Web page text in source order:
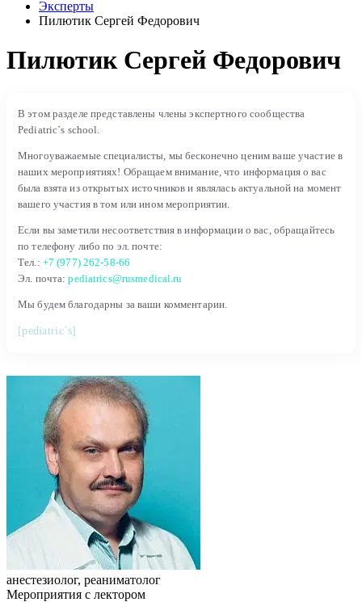
Эксперты
Пилютик Сергей Федорович
Пилютик Сергей Федорович
В этом разделе представлены члены экспертного сообщества
Pediatric`s school.
Многоуважаемые специалисты, мы бесконечно ценим ваше участие в
наших мероприятиях! Обращаем внимание, что информация о вас
была взята из открытых источников и являлась актуальной на момент
вашего участия в том или ином мероприятии.
Если вы заметили несоответствия в информации о вас, обращайтесь
по телефону либо по эл. почте:
Тел.: +7 (977) 262-58-66
Эл. почта:pediatrics@rusmedical.ru
Мы будем благодарны за ваши комментарии.
[pediatric`s]
анестезиолог, реаниматолог
Мероприятия с лектором